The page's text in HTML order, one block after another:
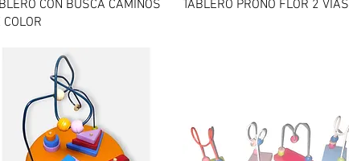
CON BUSCA CAMINOS
COLOR
TABLERO PRONO FLOR 2 VÍAS